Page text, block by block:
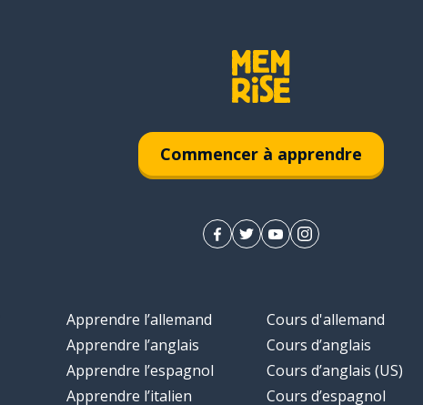
Commencer à apprendre
Apprendre l’allemand
Apprendre l’anglais
Apprendre l’espagnol
Apprendre l’italien
Cours d'allemand
Cours d’anglais
Cours d’anglais (US)
Cours d’espagnol